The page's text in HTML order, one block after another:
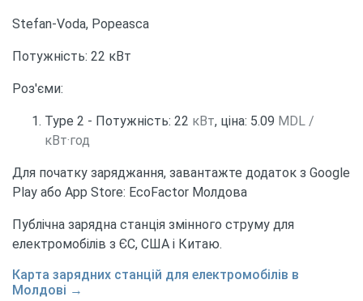
Stefan-Voda, Popeasca
Потужність: 22 кВт
Роз'єми:
Type 2 - Потужність: 22 кВт, ціна: 5.09 MDL /
кВт·год
Для початку заряджання, завантажте додаток з Google
Play або App Store: EcoFactor Молдова
Публічна зарядна станція змінного струму для
електромобілів з ЄС, США і Китаю.
Карта зарядних станцій для електромобілів в
Молдові →